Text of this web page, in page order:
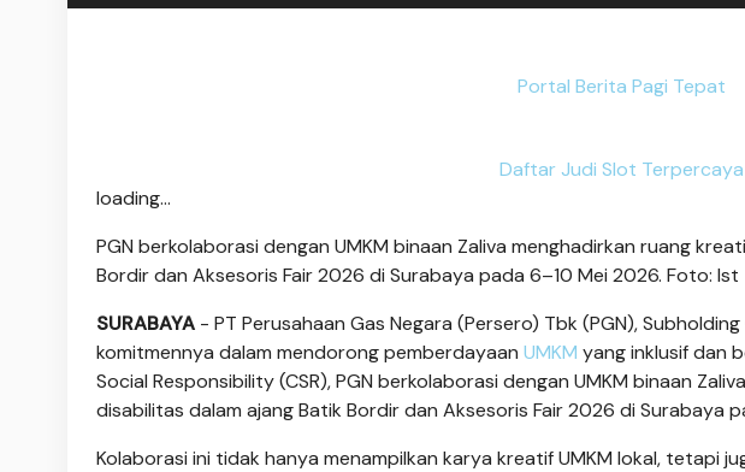
Portal Berita Pagi Tepat
Daftar Judi Slot Terpercaya
loading...
PGN berkolaborasi dengan UMKM binaan Zaliva menghadirkan ruang
Bordir dan Aksesoris Fair 2026 di Surabaya pada 6–10 Mei 2026. Foto: Ist
SURABAYA - PT Perusahaan Gas Negara (Persero) Tbk (PGN),
komitmennya dalam mendorong pemberdayaan UMKM yang inklusif dan
Social Responsibility (CSR), PGN berkolaborasi dengan UMKM binaan
disabilitas dalam ajang Batik Bordir dan Aksesoris Fair 2026 di Surabaya
Kolaborasi ini tidak hanya menampilkan karya kreatif UMKM lokal, tetapi